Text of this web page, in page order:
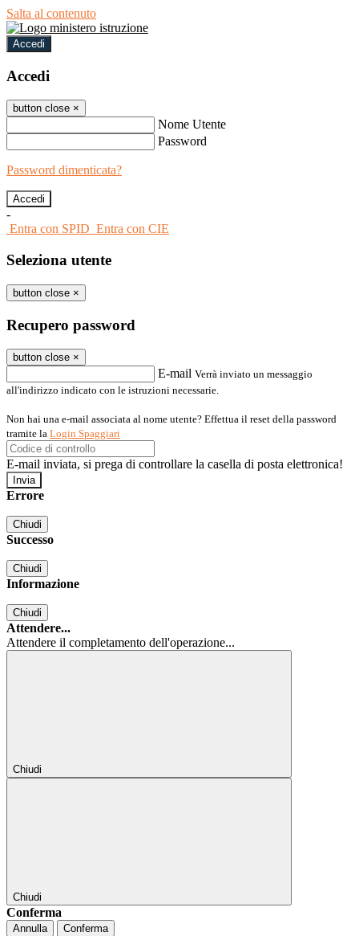
Salta al contenuto
Accedi
Accedi
button close ×
Nome Utente
Password
Password dimenticata?
-
Entra con SPID Entra con CIE
Seleziona utente
button close ×
Recupero password
button close ×
E-mail Verrà inviato un messaggio
all'indirizzo indicato con le istruzioni necessarie.
Non hai una e-mail associata al nome utente? Effettua il reset della password
tramite la Login Spaggiari
E-mail inviata, si prega di controllare la casella di posta elettronica!
Errore
Chiudi
Successo
Chiudi
Informazione
Chiudi
Attendere...
Attendere il completamento dell'operazione...
Chiudi
Chiudi
Conferma
Annulla Conferma